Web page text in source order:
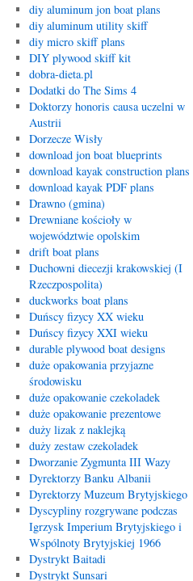
diy aluminum jon boat plans
diy aluminum utility skiff
diy micro skiff plans
DIY plywood skiff kit
dobra-dieta.pl
Dodatki do The Sims 4
Doktorzy honoris causa uczelni w
Austrii
Dorzecze Wisły
download jon boat blueprints
download kayak construction plans
download kayak PDF plans
Drawno (gmina)
Drewniane kościoły w
województwie opolskim
drift boat plans
Duchowni diecezji krakowskiej (I
Rzeczpospolita)
duckworks boat plans
Duńscy fizycy XX wieku
Duńscy fizycy XXI wieku
durable plywood boat designs
duże opakowania przyjazne
środowisku
duże opakowanie czekoladek
duże opakowanie prezentowe
duży lizak z naklejką
duży zestaw czekoladek
Dworzanie Zygmunta III Wazy
Dyrektorzy Banku Albanii
Dyrektorzy Muzeum Brytyjskiego
Dyscypliny rozgrywane podczas
Igrzysk Imperium Brytyjskiego i
Wspólnoty Brytyjskiej 1966
Dystrykt Baitadi
Dystrykt Sunsari